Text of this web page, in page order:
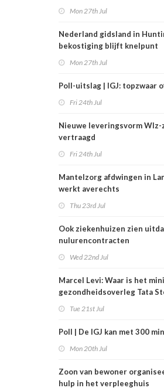
Mon 27th Jul
Nederland gidsland in
bekostiging blijft knelpunt
Mon 27th Jul
Poll-uitslag | IGJ: topzwaar
Fri 24th Jul
Nieuwe leveringsvorm
vertraagd
Fri 24th Jul
Mantelzorg afdwingen in
werkt averechts
Thu 23rd Jul
Ook ziekenhuizen zien
nulurencontracten
Wed 22nd Jul
Marcel Levi: Waar is het
gezondheidsoverleg Tata
Tue 21st Jul
Poll | De IGJ kan met 300
Mon 20th Jul
Zoon van bewoner
hulp in het verpleeghuis